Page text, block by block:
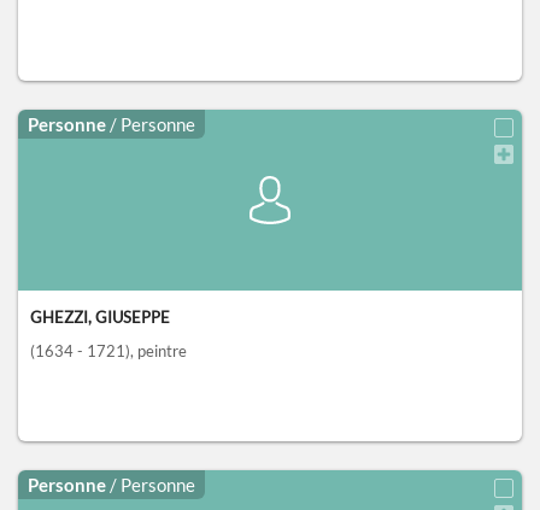
Personne / Personne
GHEZZI, GIUSEPPE
(1634 - 1721), peintre
Personne / Personne